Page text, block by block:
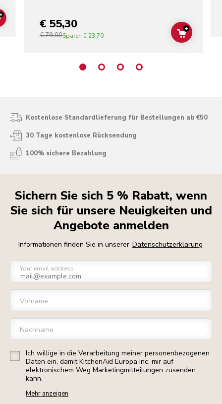
ADD TO CART€ 55,30
€ 79,00Sparen € 23,70 ADD TO
+
Kostenlose Standardlieferung für Bestellungen ab €50
30 Tage kostenlose Rücksendung
100% sichere Bezahlung
Sichern Sie sich 5 % Rabatt, wenn
Sie sich für unsere Neuigkeiten und
Angebote anmelden
Informationen finden Sie in unserer Datenschutzerklärung
Your email address
Vorname
Nachname
Ich willige in die Verarbeitung meiner personenbezogenen
Daten ein, damit KitchenAid Europa Inc. mir auf
elektronischem Weg Marketingmitteilungen zusenden
kann.
Mehr anzeigen